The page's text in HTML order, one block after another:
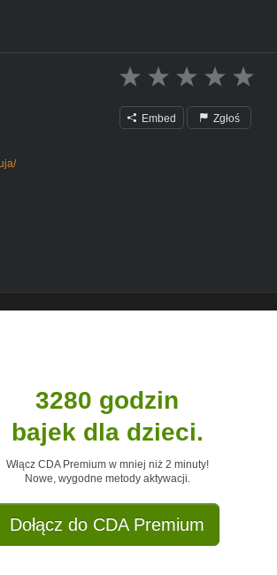
Embed Zgłoś
3280 godzin
bajek dla dzieci.
Włącz CDA Premium w mniej niż 2 minuty!
Nowe, wygodne metody aktywacji.
Dołącz do CDA Premium